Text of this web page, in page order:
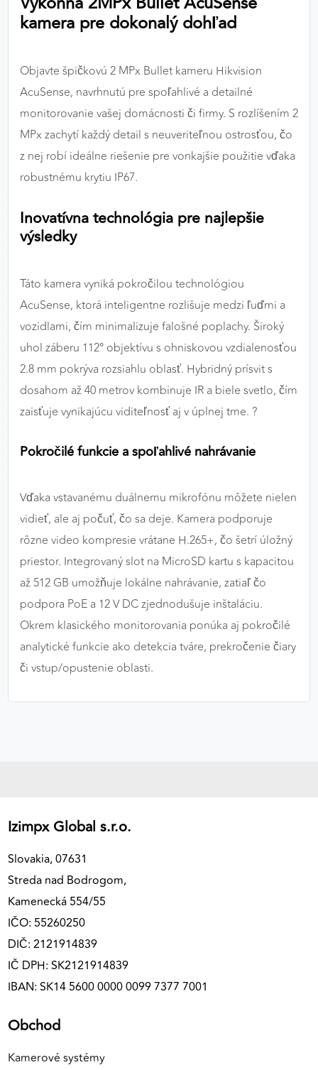
kamera pre dokonalý dohľad
Objavte špičkovú 2 MPx Bullet kameru Hikvision
AcuSense, navrhnutú pre spoľahlivé a detailné
monitorovanie vašej domácnosti či firmy. S rozlíšením 2
MPx zachytí každý detail s neuveriteľnou ostrosťou, čo
z nej robí ideálne riešenie pre vonkajšie použitie vďaka
robustnému krytiu IP67.
Inovatívna technológia pre najlepšie
výsledky
Táto kamera vyniká pokročilou technológiou
AcuSense, ktorá inteligentne rozlišuje medzi ľuďmi a
vozidlami, čím minimalizuje falošné poplachy. Široký
uhol záberu 112° objektívu s ohniskovou vzdialenosťou
2.8 mm pokrýva rozsiahlu oblasť. Hybridný prísvit s
dosahom až 40 metrov kombinuje IR a biele svetlo, čím
zaisťuje vynikajúcu viditeľnosť aj v úplnej tme. ?
Pokročilé funkcie a spoľahlivé nahrávanie
Vďaka vstavanému duálnemu mikrofónu môžete nielen
vidieť, ale aj počuť, čo sa deje. Kamera podporuje
rôzne video kompresie vrátane H.265+, čo šetrí úložný
priestor. Integrovaný slot na MicroSD kartu s kapacitou
až 512 GB umožňuje lokálne nahrávanie, zatiaľ čo
podpora PoE a 12 V DC zjednodušuje inštaláciu.
Okrem klasického monitorovania ponúka aj pokročilé
analytické funkcie ako detekcia tváre, prekročenie čiary
či vstup/opustenie oblasti.
Izimpx Global s.r.o.
Slovakia, 07631
Streda nad Bodrogom,
Kamenecká 554/55
IČO: 55260250
DIČ: 2121914839
IČ DPH: SK2121914839
IBAN: SK14 5600 0000 0099 7377 7001
Obchod
Kamerové systémy
výkon a funkčnosť našich stránok.
Poskytovateľ: Google
MARKETINGOVÉ COOKIES
Marketingové cookies sa používajú na sledovanie
správania používateľov naprieč webovými
stránkami. Umožňujú nám a našim partnerom
našom webe aj v reklamných sieťach tretích strán.
Poskytovateľ: Google